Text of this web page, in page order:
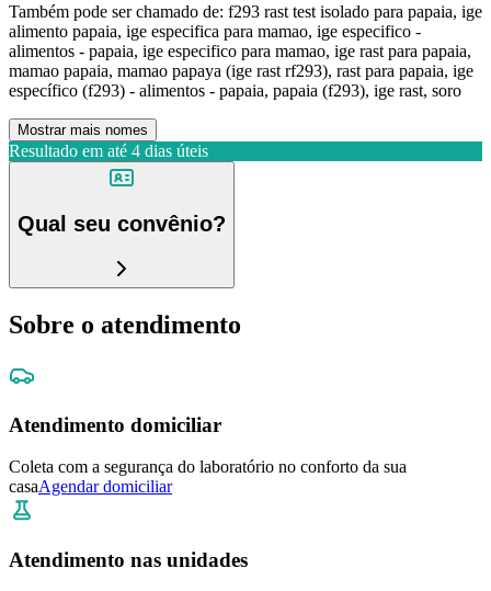
Também pode ser chamado de: f293 rast test isolado para papaia, ige
alimento papaia, ige especifica para mamao, ige especifico -
alimentos - papaia, ige especifico para mamao, ige rast para papaia,
mamao papaia, mamao papaya (ige rast rf293), rast para papaia, ige
específico (f293) - alimentos - papaia, papaia (f293), ige rast, soro
Mostrar mais nomes
Resultado em até 4 dias úteis
Qual seu convênio?
Sobre o atendimento
Atendimento domiciliar
Coleta com a segurança do laboratório no conforto da sua
casaAgendar domiciliar
Atendimento nas unidades